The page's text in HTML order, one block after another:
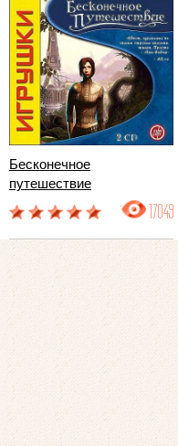
Бесконечное
путешествие
17049